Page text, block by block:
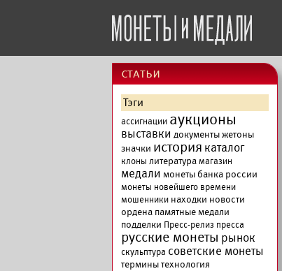
cтатьи
Тэги
ассигнации аукционы
выставки документыжетоны
значки история каталог
клоны литературамагазин
медали монеты банка россии
монеты новейшего времени
мошенники находки новости
ордена памятные медали
подделки Пресс-релиз пресса
русские монеты рынок
скульптура советские монеты
терминытехнология